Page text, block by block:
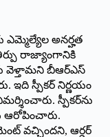
ఎమ్మెల్యేల అనర్హత
రాజ్యాంగానికి
వెళ్తామని బీఆర్‌ఎస్‌
ఇది స్పీకర్‌ ‌నిర్ణయం
స్పీకర్‌ను
‌ఆరోపించారు.
‌వచ్చిందని, ఆర్డర్‌